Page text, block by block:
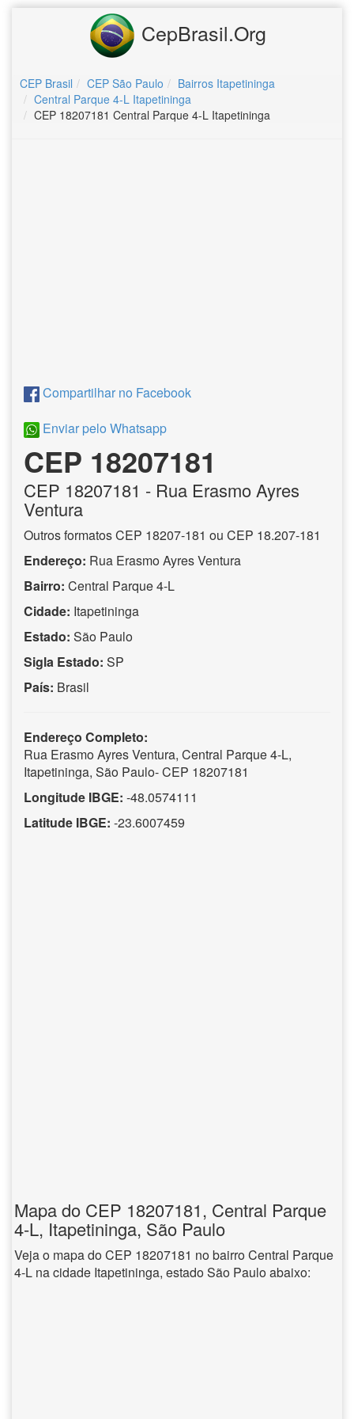
CepBrasil.Org
CEP Brasil CEP São Paulo
Bairros Itapetininga
Central Parque 4-L Itapetininga
CEP 18207181 Central Parque 4-L Itapetininga
Compartilhar no Facebook
Enviar pelo Whatsapp
CEP 18207181
CEP 18207181 - Rua Erasmo Ayres
Ventura
Outros formatos CEP 18207-181 ou CEP 18.207-181
Endereço: Rua Erasmo Ayres Ventura
Bairro: Central Parque 4-L
Cidade: Itapetininga
Estado: São Paulo
Sigla Estado: SP
País: Brasil
Endereço Completo:
Rua Erasmo Ayres Ventura, Central Parque 4-L,
Itapetininga, São Paulo- CEP 18207181
Longitude IBGE: -48.0574111
Latitude IBGE: -23.6007459
Mapa do CEP 18207181, Central Parque
4-L, Itapetininga, São Paulo
Veja o mapa do CEP 18207181 no bairro Central Parque
4-L na cidade Itapetininga, estado São Paulo abaixo: